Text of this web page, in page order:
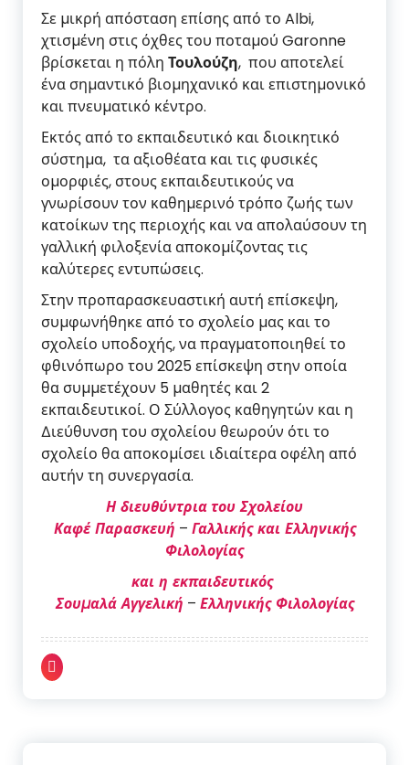
Σε µικρή απόσταση επίσης από το Albi,
χτισµένη στις όχθες του ποταµού Garonne
βρίσκεται η πόλη Τουλούζη, που αποτελεί
ένα σηµαντικό βιοµηχανικό και επιστηµονικό
και πνευµατικό κέντρο.
Εκτός από το εκπαιδευτικό και διοικητικό
σύστηµα, τα αξιοθέατα και τις φυσικές
οµορφιές, στους εκπαιδευτικούς να
γνωρίσουν τον καθηµερινό τρόπο ζωής των
κατοίκων της περιοχής και να απολαύσουν τη
γαλλική φιλοξενία αποκοµίζοντας τις
καλύτερες εντυπώσεις.
Στην προπαρασκευαστική αυτή επίσκεψη,
συµφωνήθηκε από το σχολείο µας και το
σχολείο υποδοχής, να πραγµατοποιηθεί το
φθινόπωρο του 2025 επίσκεψη στην οποία
θα συµµετέχουν 5 µαθητές και 2
εκπαιδευτικοί. Ο Σύλλογος καθηγητών και η
∆ιεύθυνση του σχολείου θεωρούν ότι το
σχολείο θα αποκοµίσει ιδιαίτερα οφέλη από
αυτήν τη συνεργασία.
Η διευθύντριατου Σχολείου
Καφέ Παρασκευή – Γαλλικής και Ελληνικής
Φιλολογίας
και η εκπαιδευτικός
Σουµαλά Αγγελική – Ελληνικής Φιλολογίας